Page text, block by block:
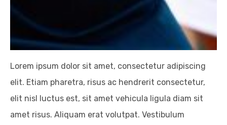
Lorem ipsum dolor sit amet, consectetur adipiscing
elit. Etiam pharetra, risus ac hendrerit consectetur,
elit nisl luctus est, sit amet vehicula ligula diam sit
amet risus. Aliquam erat volutpat. Vestibulum